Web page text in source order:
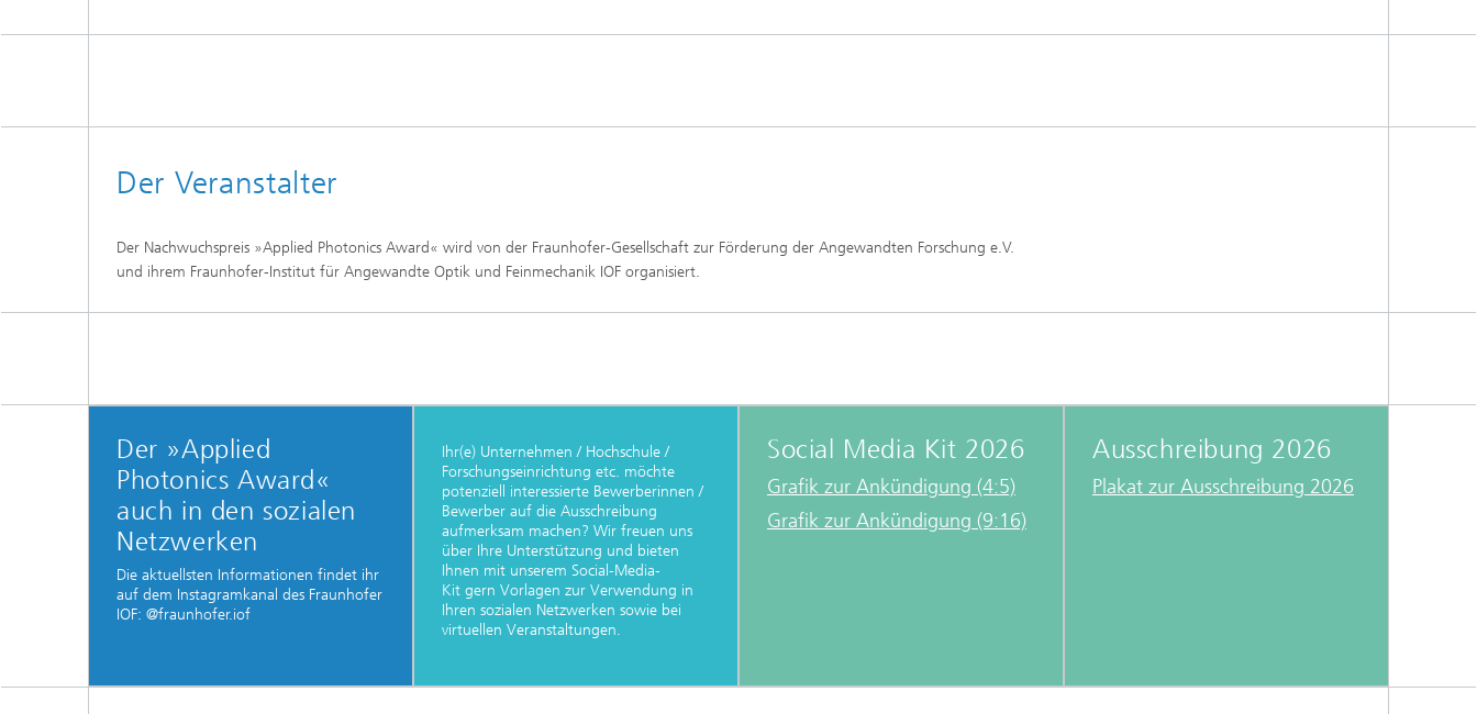
Der Veranstalter
Der Nachwuchspreis »Applied Photonics Award« wird von der Fraunhofer-Gesellschaft zur Förderung der Angewandten Forschung e.V.
und ihrem Fraunhofer-Institut für Angewandte Optik und Feinmechanik IOF organisiert.
Der »Applied
Photonics Award«
auch in den sozialen
Netzwerken
Die aktuellsten Informationen findet ihr
auf dem Instagramkanal des Fraunhofer
IOF: @fraunhofer.iof
Ihr(e) Unternehmen / Hochschule /
Forschungseinrichtung etc. möchte
potenziell interessierte Bewerberinnen /
Bewerber auf die Ausschreibung
aufmerksam machen? Wir freuen uns
über Ihre Unterstützung und bieten
Ihnen mit unserem Social-Media-
Kit gern Vorlagen zur Verwendung in
Ihren sozialen Netzwerken sowie bei
virtuellen Veranstaltungen.
Social Media Kit 2026
Grafik zur Ankündigung (4:5)
Grafik zur Ankündigung (9:16)
Ausschreibung 2026
Plakat zur Ausschreibung 2026